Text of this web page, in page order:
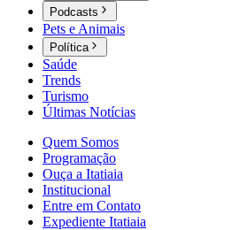
Podcasts
Pets e Animais
Política
Saúde
Trends
Turismo
Últimas Notícias
Quem Somos
Programação
Ouça a Itatiaia
Institucional
Entre em Contato
Expediente Itatiaia